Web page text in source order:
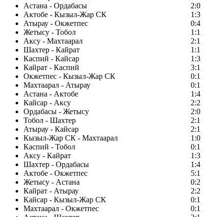
Астана - Ордабасы
2:0
Актобе - Кызыл-Жар СК
1:3
Атырау - Окжетпес
0:4
Жетысу - Тобол
1:1
Аксу - Махтаарал
2:1
Шахтер - Кайрат
1:1
Каспий - Кайсар
1:3
Кайрат - Каспий
3:1
Окжетпес - Кызыл-Жар СК
0:1
Махтаарал - Атырау
0:1
Астана - Актобе
1:4
Кайсар - Аксу
2:2
Ордабасы - Жетысу
2:0
Тобол - Шахтер
2:1
Атырау - Кайсар
2:1
Кызыл-Жар СК - Махтаарал
1:0
Каспий - Тобол
0:1
Аксу - Кайрат
1:3
Шахтер - Ордабасы
1:4
Актобе - Окжетпес
5:1
Жетысу - Астана
0:2
Кайрат - Атырау
2:2
Кайсар - Кызыл-Жар СК
0:1
Махтаарал - Окжетпес
0:1